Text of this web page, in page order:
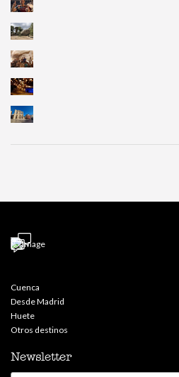
Cuenca
Desde Madrid
Huete
Otros destinos
Newsletter